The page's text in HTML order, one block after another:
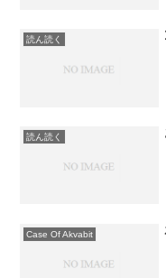
読ん読く
読ん読く
Case Of Akvabit